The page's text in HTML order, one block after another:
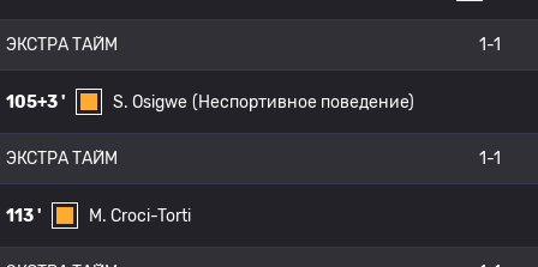
ЭКСТРА ТАЙМ 1-1
105+3 ' S. Osigwe (Неспортивное поведение)
ЭКСТРА ТАЙМ 1-1
113 ' M. Croci-Torti